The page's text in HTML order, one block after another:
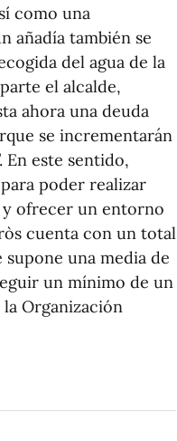
como una
añadía también se
del agua de la
el alcalde,
ahora una deuda
se incrementarán
En este sentido,
poder realizar
y ofrecer un entorno
cuenta con un total
una media de
un mínimo de un
Organización